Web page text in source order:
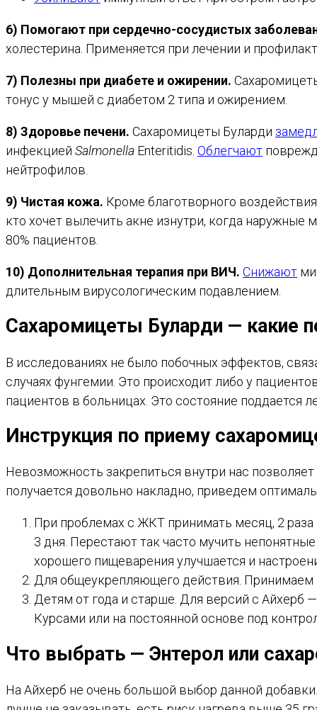
6) Помогают при сердечно-сосудистых
холестерина. Применяется при лечении и
7) Полезны при диабете и ожирении.
тонус у мышей с диабетом 2 типа и ожирением.
8) Здоровье печени. Сахаромицеты Буларди
инфекцией Salmonella Enteritidis. Облегчают
нейтрофилов.
9) Чистая кожа. Кроме благотворного
кто хочет вылечить акне изнутри, когда
80% пациентов.
10) Дополнительная терапия при ВИЧ. Снижают
длительным вирусологическим подавлением.
Сахаромицеты Буларди — какие п
В исследованиях не было побочных эффектов,
случаях фунгемии. Это происходит либо у
пациентов в больницах. Это состояние поддается
Инструкция по приему
Невозможность закрепиться внутри нас
получается довольно накладно, приведем
При проблемах с ЖКТ принимать месяц, 2
3 дня. Перестают так часто мучить
хорошего пищеварения улучшается и
Для общеукрепляющего действия. Принимаем
Детям от года и старше. Для версий с Айхерб
Курсами или на постоянной основе под
Что выбрать — Энтерол или
На Айхерб не очень большой выбор данной